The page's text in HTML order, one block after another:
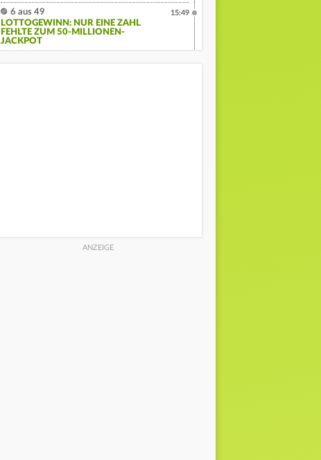
6 aus 49
LOTTOGEWINN: NUR EINE ZAHL
FEHLTE ZUM 50-MILLIONEN-
JACKPOT
15:49